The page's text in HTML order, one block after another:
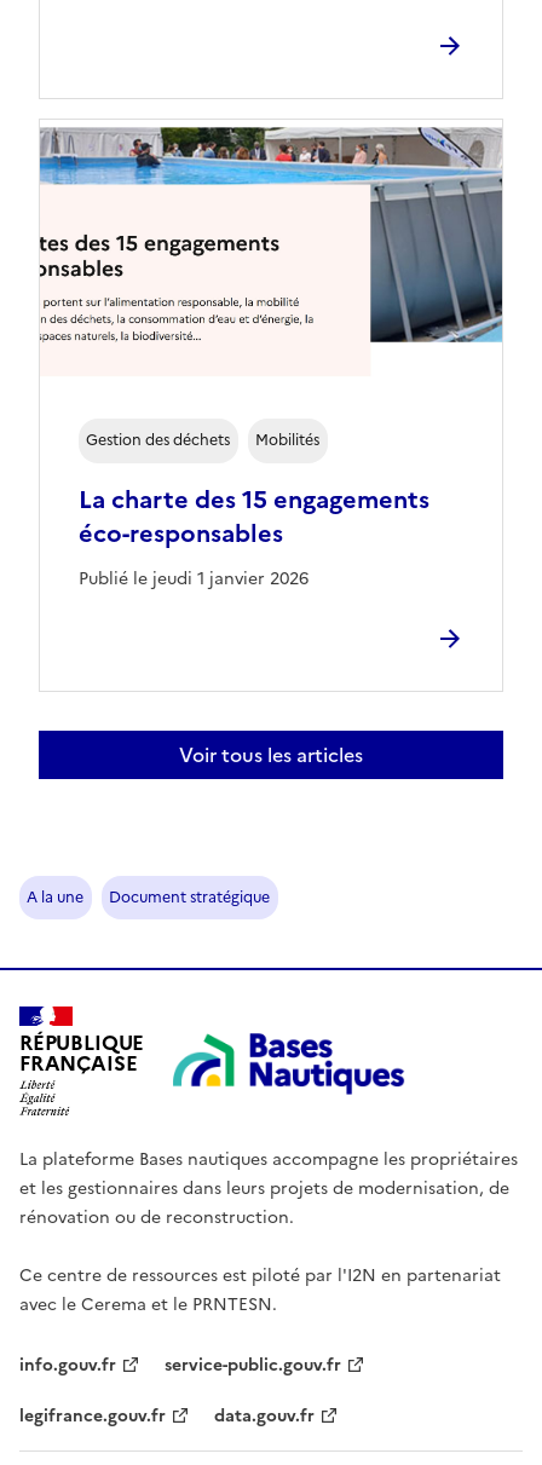
La charte des 15 engagements
éco-responsables
Publié le jeudi 1 janvier 2026
Gestion des déchets Mobilités
Voir tous les articles
A la une Document stratégique
RÉPUBLIQUE
FRANÇAISE
La plateforme Bases nautiques accompagne les propriétaires
et les gestionnaires dans leurs projets de modernisation, de
rénovation ou de reconstruction.
Ce centre de ressources est piloté par l'I2N en partenariat
avec le Cerema et le PRNTESN.
info.gouv.fr
service-public.gouv.fr
legifrance.gouv.fr
data.gouv.fr